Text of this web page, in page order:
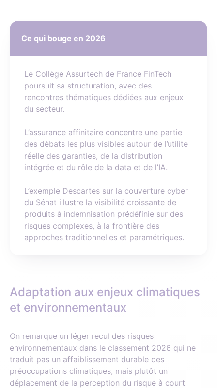
Ce qui bouge en 2026
Le Collège Assurtech de France FinTech
poursuit sa structuration, avec des
rencontres thématiques dédiées aux enjeux
du secteur.
L’assurance affinitaire concentre une partie
des débats les plus visibles autour de l’utilité
réelle des garanties, de la distribution
intégrée et du rôle de la data et de l’IA.
L’exemple Descartes sur la couverture cyber
du Sénat illustre la visibilité croissante de
produits à indemnisation prédéfinie sur des
risques complexes, à la frontière des
approches traditionnelles et paramétriques.
Adaptation aux enjeux climatiques
et environnementaux
On remarque un léger recul des risques
environnementaux dans le classement 2026 qui ne
traduit pas un affaiblissement durable des
préoccupations climatiques, mais plutôt un
déplacement de la perception du risque à court